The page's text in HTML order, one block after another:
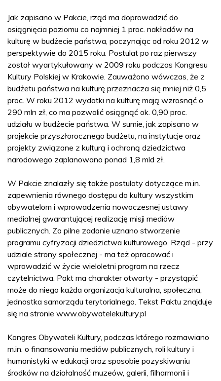
Jak zapisano w Pakcie, rząd ma doprowadzić do
osiągnięcia poziomu co najmniej 1 proc. nakładów na
kulturę w budżecie państwa, poczynając od roku 2012 w
perspektywie do 2015 roku. Postulat po raz pierwszy
został wyartykułowany w 2009 roku podczas Kongresu
Kultury Polskiej w Krakowie. Zauważono wówczas, że z
budżetu państwa na kulturę przeznacza się mniej niż 0,5
proc. W roku 2012 wydatki na kulturę mają wzrosnąć o
290 mln zł, co ma pozwolić osiągnąć ok. 0,90 proc.
udziału w budżecie państwa. W sumie, jak zapisano w
projekcie przyszłorocznego budżetu, na instytucje oraz
projekty związane z kulturą i ochroną dziedzictwa
narodowego zaplanowano ponad 1,8 mld zł.
W Pakcie znalazły się także postulaty dotyczące m.in.
zapewnienia równego dostępu do kultury wszystkim
obywatelom i wprowadzenia nowoczesnej ustawy
medialnej gwarantującej realizację misji mediów
publicznych. Za pilne zadanie uznano stworzenie
programu cyfryzacji dziedzictwa kulturowego. Rząd - przy
udziale strony społecznej - ma też opracować i
wprowadzić w życie wieloletni program na rzecz
czytelnictwa. Pakt ma charakter otwarty - przystąpić
może do niego każda organizacja kulturalna, społeczna,
jednostka samorządu terytorialnego. Tekst Paktu znajduje
się na stronie www.obywatelekultury.pl
Kongres Obywateli Kultury, podczas którego rozmawiano
m.in. o finansowaniu mediów publicznych, roli kultury i
humanistyki w edukacji oraz sposobie pozyskiwaniu
środków na działalność muzeów, galerii, filharmonii i